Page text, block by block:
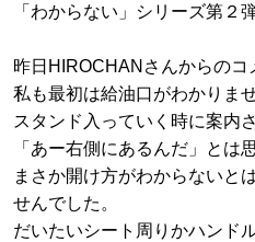
「わからない」シリーズ第２弾
昨日HIROCHANさんからのコ
私も最初は給油口がわかりま
スタンド入っていく時に案内
「あー右側にあるんだ」とは
まさか開け方がわからないと
せんでした。
だいたいシート周りかハンド